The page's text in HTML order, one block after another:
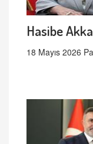
Hasibe
18 Mayıs 2026